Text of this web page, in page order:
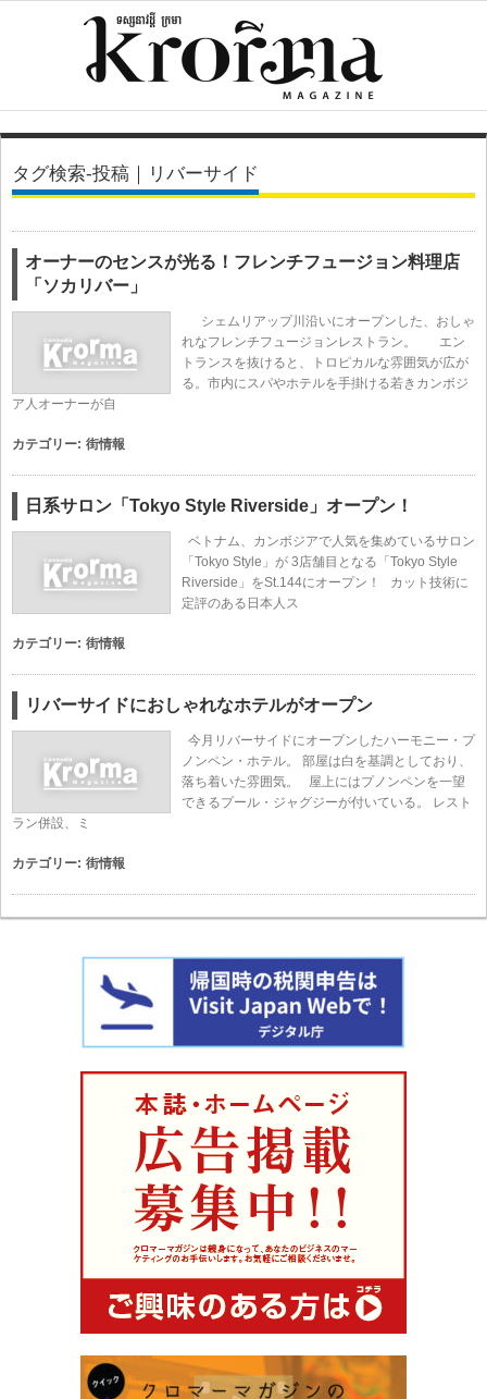
タグ検索-投稿｜リバーサイド
オーナーのセンスが光る！フレンチフュージョン料理店
「ソカリバー」
シェムリアップ川沿いにオープンした、おしゃ
れなフレンチフュージョンレストラン。 エン
トランスを抜けると、トロピカルな雰囲気が広が
る。市内にスパやホテルを手掛ける若きカンボジ
ア人オーナーが自
カテゴリー: 街情報
日系サロン「Tokyo Style Riverside」オープン！
ベトナム、カンボジアで人気を集めているサロン
「Tokyo Style」が 3店舗目となる「Tokyo Style
Riverside」をSt.144にオープン！ カット技術に
定評のある日本人ス
カテゴリー: 街情報
リバーサイドにおしゃれなホテルがオープン
今月リバーサイドにオープンしたハーモニー・プ
ノンペン・ホテル。 部屋は白を基調としており、
落ち着いた雰囲気。 屋上にはプノンペンを一望
できるプール・ジャグジーが付いている。 レスト
ラン併設、ミ
カテゴリー: 街情報